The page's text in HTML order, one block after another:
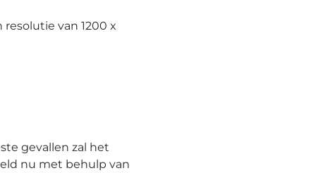
van 1200 x
gevallen zal het
nu met behulp van